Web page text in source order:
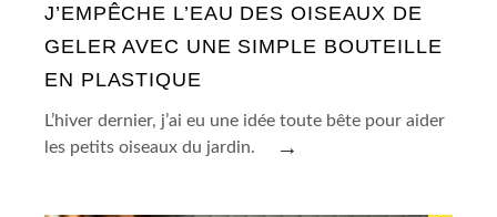
J’EMPÊCHE L’EAU DES OISEAUX DE
GELER AVEC UNE SIMPLE BOUTEILLE
EN PLASTIQUE
L’hiver dernier, j’ai eu une idée toute bête pour aider
les petits oiseaux du jardin.
→